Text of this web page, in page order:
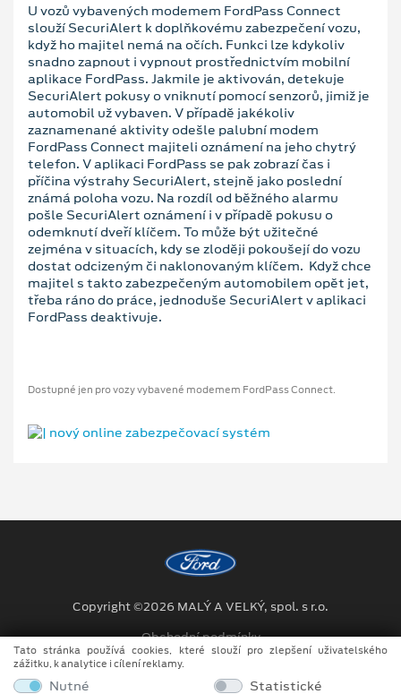
U vozů vybavených modemem FordPass Connect
slouží SecuriAlert k doplňkovému zabezpečení vozu,
když ho majitel nemá na očích. Funkci lze kdykoliv
snadno zapnout i vypnout prostřednictvím mobilní
aplikace FordPass. Jakmile je aktivován, detekuje
SecuriAlert pokusy o vniknutí pomocí senzorů, jimiž je
automobil už vybaven. V případě jakékoliv
zaznamenané aktivity odešle palubní modem
FordPass Connect majiteli oznámení na jeho chytrý
telefon. V aplikaci FordPass se pak zobrazí čas i
příčina výstrahy SecuriAlert, stejně jako poslední
známá poloha vozu. Na rozdíl od běžného alarmu
pošle SecuriAlert oznámení i v případě pokusu o
odemknutí dveří klíčem. To může být užitečné
zejména v situacích, kdy se zloději pokoušejí do vozu
dostat odcizeným či naklonovaným klíčem. Když chce
majitel s takto zabezpečeným automobilem opět jet,
třeba ráno do práce, jednoduše SecuriAlert v aplikaci
FordPass deaktivuje.
Dostupné jen pro vozy vybavené modemem FordPass Connect.
Copyright ©2026 MALÝ A VELKÝ, spol. s r.o.
Obchodní podmínky
Ochrana osobních údajů
Tato stránka používá cookies, které slouží pro zlepšení uživatelského
zážitku, k analytice i cílení reklamy.
Nutné Statistické